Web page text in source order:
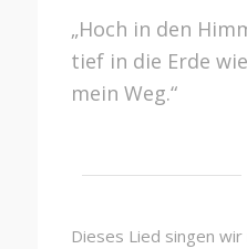
„Hoch in den
tief in die Erde
mein Weg.“
Dieses Lied singen